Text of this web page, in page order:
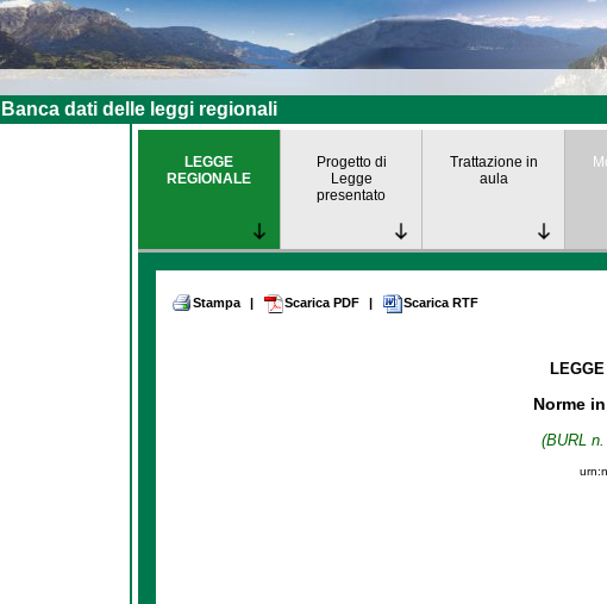
Banca dati delle leggi regionali
LEGGE
REGIONALE
Progetto di
Legge
presentato
Trattazione in
aula
Stampa | Scarica PDF | Scarica RTF
Norme
(BURL